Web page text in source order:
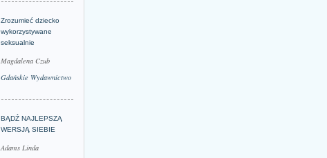
Zrozumieć dziecko
wykorzystywane
seksualnie
Magdalena Czub
Gdańskie Wydawnictwo
BĄDŹ NAJLEPSZĄ
WERSJĄ SIEBIE
Adams Linda